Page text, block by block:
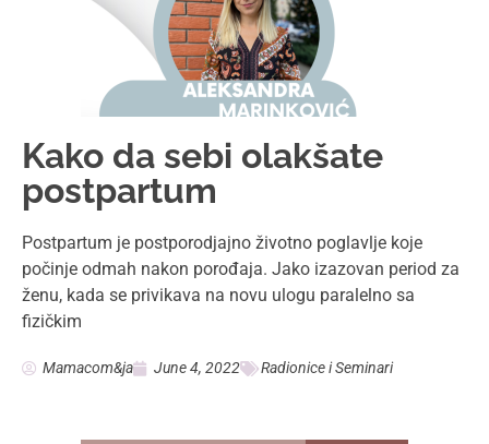
Kako da sebi olakšate
postpartum
Postpartum je postporodjajno životno poglavlje koje
počinje odmah nakon porođaja. Jako izazovan period za
ženu, kada se privikava na novu ulogu paralelno sa
fizičkim
Mamacom&ja June 4, 2022 Radionice i Seminari